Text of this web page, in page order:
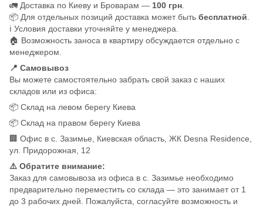
🚛 Доставка по Киеву и Броварам — 100 грн
📦 Для отдельных позиций доставка может быть бесплатной
ℹ️ Условия доставки уточняйте у менеджера.
🏠 Возможность заноса в квартиру обсуждается отдельно с
менеджером.
📍 Самовывоз
Вы можете самостоятельно забрать свой заказ с наших
складов или из офиса:
📦 Склад на левом берегу Киева
📦 Склад на правом берегу Киева
🏢 Офис в с. Зазимье, Киевская область, ЖК Desna Residence,
ул. Придорожная, 12
⚠️ Обратите внимание:
Заказ для самовывоза из офиса в с. Зазимье необходимо
предварительно переместить со склада — это занимает от 1
до 3 рабочих дней. Пожалуйста, согласуйте возможность и